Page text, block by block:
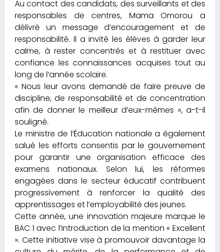
Au contact des candidats, des surveillants et des
responsables de centres, Mama Omorou a
délivré un message d’encouragement et de
responsabilité. Il a invité les élèves à garder leur
calme, à rester concentrés et à restituer avec
confiance les connaissances acquises tout au
long de l’année scolaire.
« Nous leur avons demandé de faire preuve de
discipline, de responsabilité et de concentration
afin de donner le meilleur d’eux-mêmes », a-t-il
souligné.
Le ministre de l’Éducation nationale a également
salué les efforts consentis par le gouvernement
pour garantir une organisation efficace des
examens nationaux. Selon lui, les réformes
engagées dans le secteur éducatif contribuent
progressivement à renforcer la qualité des
apprentissages et l’employabilité des jeunes.
Cette année, une innovation majeure marque le
BAC 1 avec l’introduction de la mention « Excellent
». Cette initiative vise à promouvoir davantage la